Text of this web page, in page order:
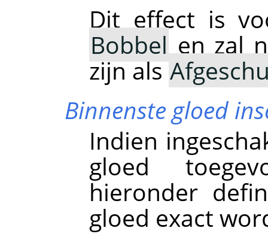
Dit effect is
Bobbelen zal
zijn als
Binnenste gloed
Indien
gloed
hieronder
gloed exact